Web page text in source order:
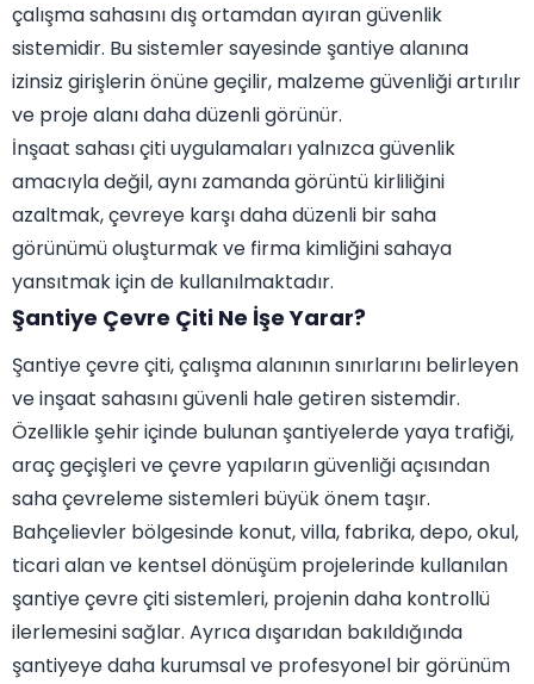
çalışma sahasını dış ortamdan ayıran güvenlik
sistemidir. Bu sistemler sayesinde şantiye alanına
izinsiz girişlerin önüne geçilir, malzeme güvenliği artırılır
ve proje alanı daha düzenli görünür.
İnşaat sahası çiti uygulamaları yalnızca güvenlik
amacıyla değil, aynı zamanda görüntü kirliliğini
azaltmak, çevreye karşı daha düzenli bir saha
görünümü oluşturmak ve firma kimliğini sahaya
yansıtmak için de kullanılmaktadır.
Şantiye Çevre Çiti Ne İşe Yarar?
Şantiye çevre çiti, çalışma alanının sınırlarını belirleyen
ve inşaat sahasını güvenli hale getiren sistemdir.
Özellikle şehir içinde bulunan şantiyelerde yaya trafiği,
araç geçişleri ve çevre yapıların güvenliği açısından
saha çevreleme sistemleri büyük önem taşır.
Bahçelievler bölgesinde konut, villa, fabrika, depo, okul,
ticari alan ve kentsel dönüşüm projelerinde kullanılan
şantiye çevre çiti sistemleri, projenin daha kontrollü
ilerlemesini sağlar. Ayrıca dışarıdan bakıldığında
şantiyeye daha kurumsal ve profesyonel bir görünüm